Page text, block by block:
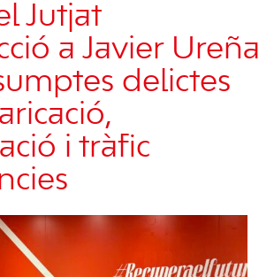
Jutjat
a Javier Ureña
delictes
i tràfic